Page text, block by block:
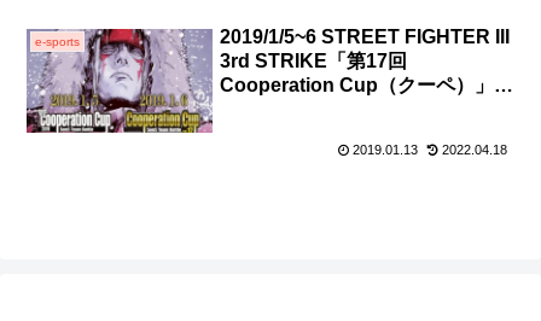
e-sports
2019/1/5~6 STREET FIGHTER III
3rd STRIKE「第17回
Cooperation Cup（クーペ）」＆
2019.01.13 2022.04.18